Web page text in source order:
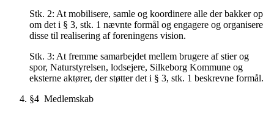
Stk. 2: At mobilisere, samle og koordinere alle der bakker op
om det i § 3, stk. 1 nævnte formål og engagere og organisere
disse til realisering af foreningens vision.
Stk. 3: At fremme samarbejdet mellem brugere af stier og
spor, Naturstyrelsen, lodsejere, Silkeborg Kommune og
eksterne aktører, der støtter det i § 3, stk. 1 beskrevne formål.
§4 Medlemskab